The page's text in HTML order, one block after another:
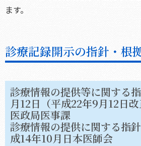
ます。
診療記録開示の指針・根
診療情報の提供等に関する
月12日（平成22年9月12日
医政局医事課
診療情報の提供に関する指
成14年10月日本医師会